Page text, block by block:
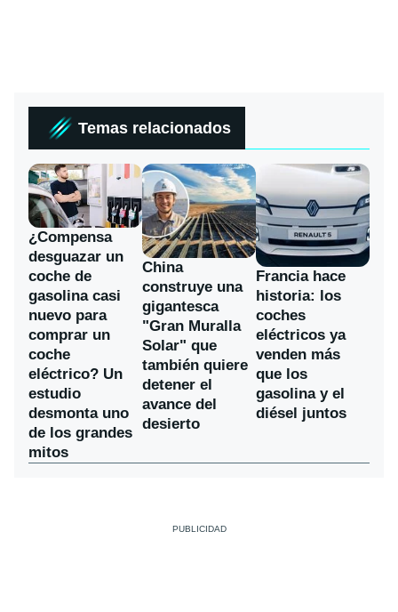
Temas relacionados
¿Compensa
desguazar un
coche de
gasolina casi
nuevo para
comprar un
coche
eléctrico? Un
estudio
desmonta uno
de los grandes
mitos
China
construye una
gigantesca
"Gran Muralla
Solar" que
también quiere
detener el
avance del
desierto
Francia hace
historia: los
coches
eléctricos ya
venden más
que los
gasolina y el
diésel juntos